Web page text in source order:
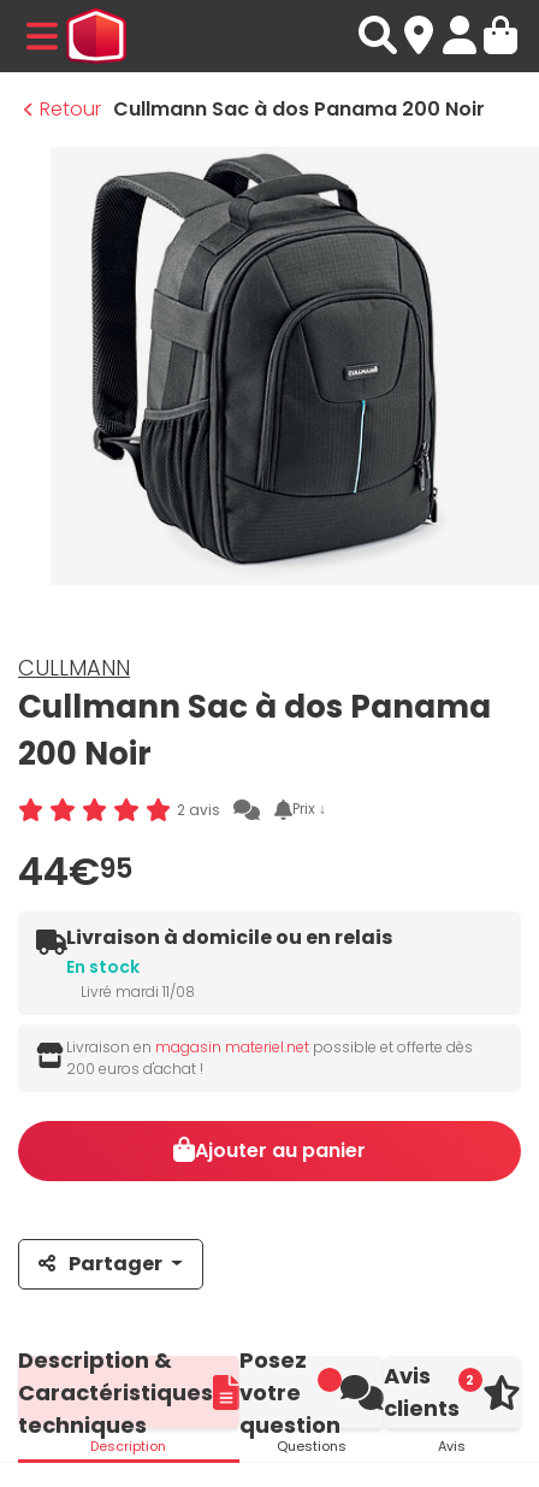
MENU
Retour Cullmann Sac à dos Panama 200 Noir
CULLMANN
Cullmann Sac à dos Panama
200 Noir
2 avis Prix ↓
44€95
Livraison à domicile ou en relais
En stock
Livré mardi 11/08
Livraison en magasin materiel.net possible et offerte dès
200 euros d'achat !
Ajouter au panier
Partager
Description &
Caractéristiques
techniques
Description
Posez
votre
question
Questions
2
Avis
clients
Avis